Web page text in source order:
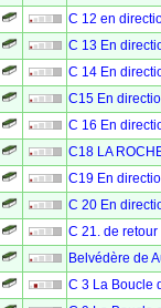
C 12 en
C 13 En
C 14 En
C15 En
C 16 En
C18 LA
C19 En
C 20 En
C 21. de
Belvédère de
C 3 La Boucle